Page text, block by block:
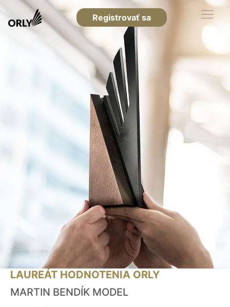
Registrovať sa
LAUREÁT HODNOTENIA ORLY
MARTIN BENDÍK MODEL